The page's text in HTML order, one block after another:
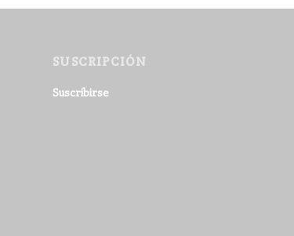
SUSCRIPCIÓN
Suscribirse